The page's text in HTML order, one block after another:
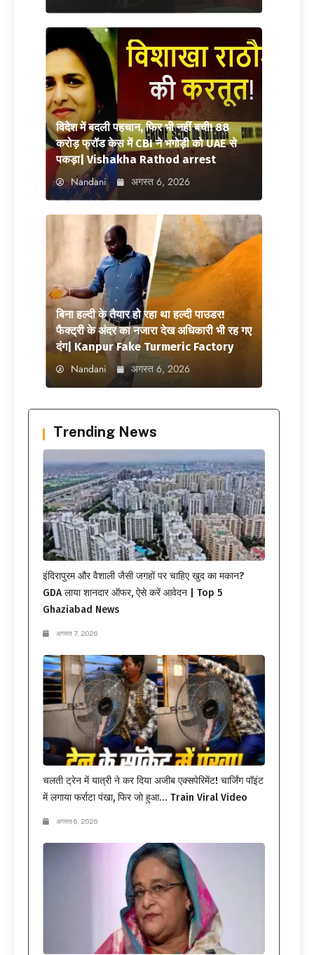
विदेश में बदली पहचान, फिर भी नहीं बची! 88
करोड़ फ्रॉड केस में CBI ने भगोड़ी को UAE से
पकड़ा| Vishakha Rathod arrest
Nandani अगस्त 6, 2026
बिना हल्दी के तैयार हो रहा था हल्दी पाउडर!
फैक्ट्री के अंदर का नजारा देख अधिकारी भी रह गए
दंग| Kanpur Fake Turmeric Factory
Nandani अगस्त 6, 2026
Trending News
इंदिरापुरम और वैशाली जैसी जगहों पर चाहिए खुद का मकान?
GDA लाया शानदार ऑफर, ऐसे करें आवेदन | Top 5
Ghaziabad News
अगस्त 7, 2026
चलती ट्रेन में यात्री ने कर दिया अजीब एक्सपेरिमेंट! चार्जिंग पॉइंट
में लगाया फर्राटा पंखा, फिर जो हुआ… Train Viral Video
अगस्त 6, 2026